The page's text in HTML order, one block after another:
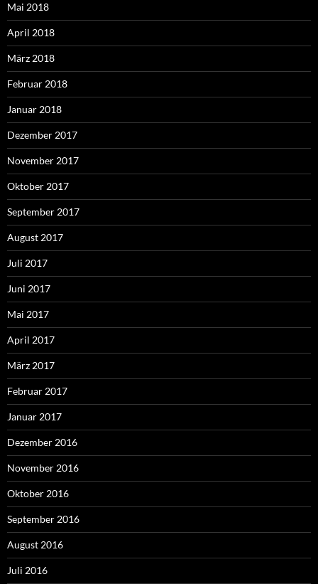
Mai 2018
April 2018
März 2018
Februar 2018
Januar 2018
Dezember 2017
November 2017
Oktober 2017
September 2017
August 2017
Juli 2017
Juni 2017
Mai 2017
April 2017
März 2017
Februar 2017
Januar 2017
Dezember 2016
November 2016
Oktober 2016
September 2016
August 2016
Juli 2016